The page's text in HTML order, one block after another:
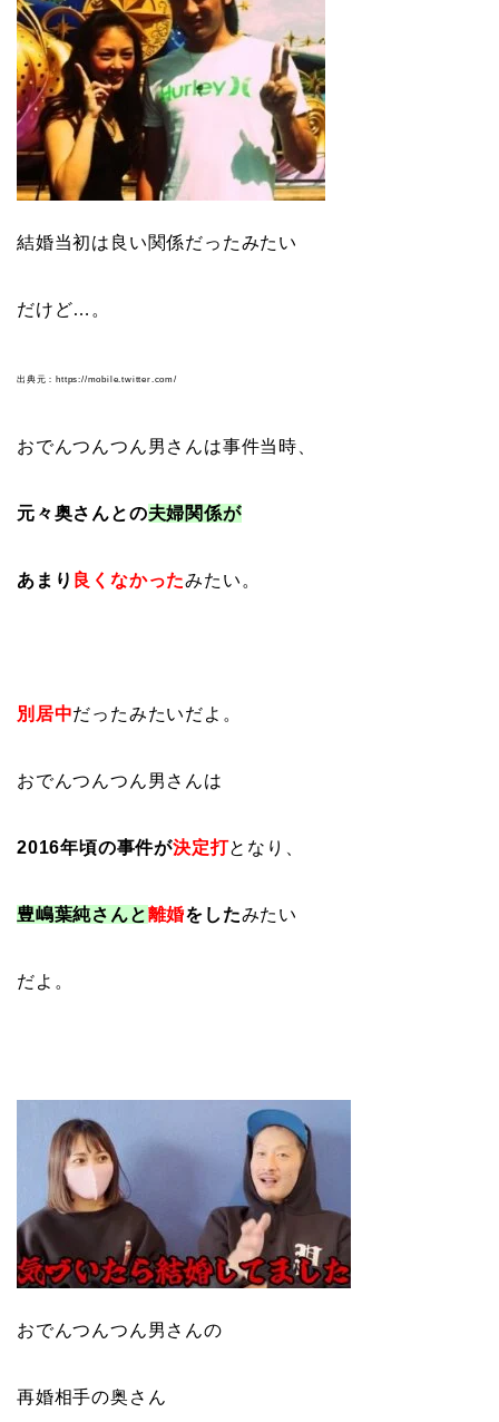
結婚当初は良い関係だったみたい
だけど…。
出典元：https://mobile.twitter.com/
おでんつんつん男さんは事件当時、
元々奥さんとの夫婦関係が
あまり 良くなかったみたい。
別居中だったみたいだよ。
おでんつんつん男さんは
2016年頃の事件が決定打となり、
豊嶋葉純さんと離婚をしたみたい
だよ。
おでんつんつん男さんの
再婚相手の奥さん